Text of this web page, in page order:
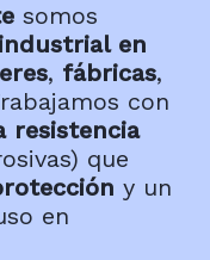
somos
en
, fábricas,
con
resistencia
que
y un
en